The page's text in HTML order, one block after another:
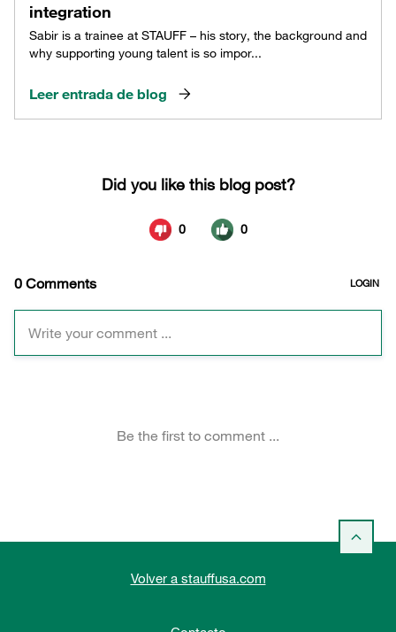
integration
Sabir is a trainee at STAUFF – his story, the background and
why supporting young talent is so impor...
Leer entrada de blog
Volver a stauffusa.com